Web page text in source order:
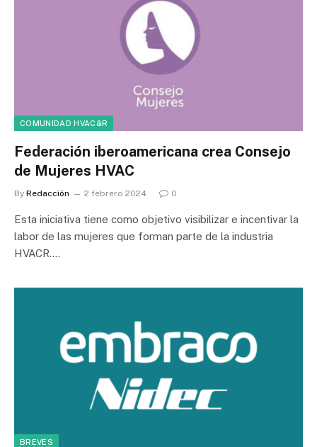
COMUNIDAD HVAC&R
Federación iberoamericana crea Consejo
de Mujeres HVAC
By Redacción 2 febrero 2024 0
Esta iniciativa tiene como objetivo visibilizar e incentivar la
labor de las mujeres que forman parte de la industria
HVACR.…
BREVES